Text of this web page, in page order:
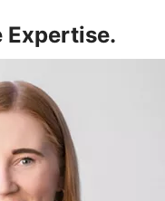
Expertise.